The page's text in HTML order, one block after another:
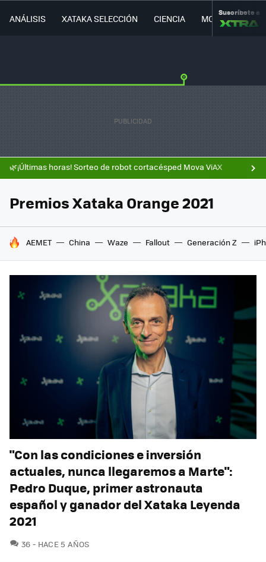
ANÁLISIS XATAKA SELECCIÓN CIENCIA MOVILIDAD
Suscríbete a
🌿¡Últimas horas! Sorteo de robot cortacésped Mova ViAX
Premios Xataka Orange 2021
HOY SE HABLA DE
AEMET China Waze Fallout Generación Z
"Con las condiciones e inversión
actuales, nunca llegaremos a Marte":
Pedro Duque, primer astronauta
español y ganador del Xataka Leyenda
2021
36 COMENTARIOS
HACE 5 AÑOS